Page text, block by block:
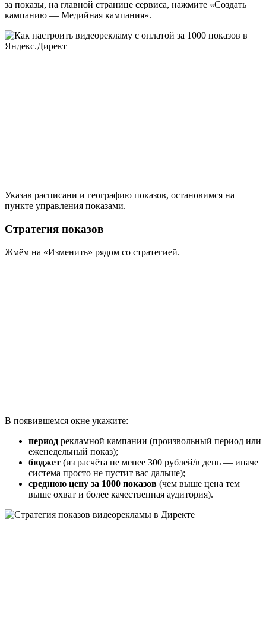
за показы, на главной странице сервиса, нажмите «Создать
кампанию — Медийная кампания».
Указав расписани и географию показов, остановимся на
пункте управления показами.
Стратегия показов
Жмём на «Изменить» рядом со стратегией.
В появившемся окне укажите:
период рекламной кампании (произвольный период или
еженедельный показ);
бюджет (из расчёта не менее 300 рублей/в день — иначе
система просто не пустит вас дальше);
среднюю цену за 1000 показов (чем выше цена тем
выше охват и более качественная аудитория).